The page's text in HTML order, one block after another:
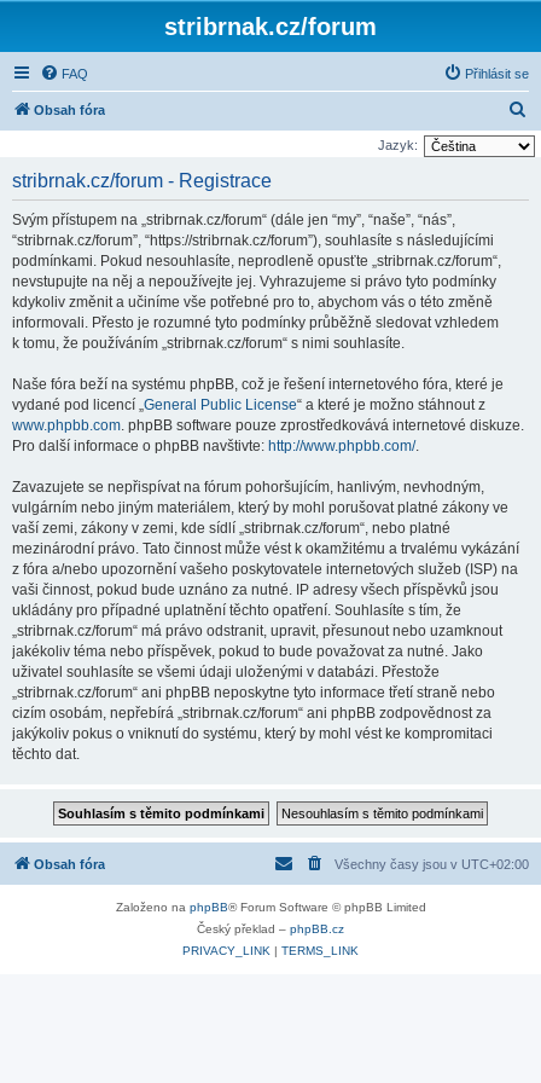
stribrnak.cz/forum
FAQ Přihlásit se
Obsah fóra
l
Jazyk:
stribrnak.cz/forum - Registrace
Svým přístupem na „stribrnak.cz/forum“ (dále jen “my”, “naše”, “nás”,
“stribrnak.cz/forum”, “https://stribrnak.cz/forum”), souhlasíte s následujícími
podmínkami. Pokud nesouhlasíte, neprodleně opusťte „stribrnak.cz/forum“,
nevstupujte na něj a nepoužívejte jej. Vyhrazujeme si právo tyto podmínky
kdykoliv změnit a učiníme vše potřebné pro to, abychom vás o této změně
informovali. Přesto je rozumné tyto podmínky průběžně sledovat vzhledem
k tomu, že používáním „stribrnak.cz/forum“ s nimi souhlasíte.
Naše fóra beží na systému phpBB, což je řešení internetového fóra, které je
vydané pod licencí „General Public License“ a které je možno stáhnout z
www.phpbb.com. phpBB software pouze zprostředkovává internetové diskuze.
Pro další informace o phpBB navštivte: http://www.phpbb.com/.
Zavazujete se nepřispívat na fórum pohoršujícím, hanlivým, nevhodným,
vulgárním nebo jiným materiálem, který by mohl porušovat platné zákony ve
vaší zemi, zákony v zemi, kde sídlí „stribrnak.cz/forum“, nebo platné
mezinárodní právo. Tato činnost může vést k okamžitému a trvalému vykázání
z fóra a/nebo upozornění vašeho poskytovatele internetových služeb (ISP) na
vaši činnost, pokud bude uznáno za nutné. IP adresy všech příspěvků jsou
ukládány pro případné uplatnění těchto opatření. Souhlasíte s tím, že
„stribrnak.cz/forum“ má právo odstranit, upravit, přesunout nebo uzamknout
jakékoliv téma nebo příspěvek, pokud to bude považovat za nutné. Jako
uživatel souhlasíte se všemi údaji uloženými v databázi. Přestože
„stribrnak.cz/forum“ ani phpBB neposkytne tyto informace třetí straně nebo
cizím osobám, nepřebírá „stribrnak.cz/forum“ ani phpBB zodpovědnost za
jakýkoliv pokus o vniknutí do systému, který by mohl vést ke kompromitaci
těchto dat.
Obsah fóra Všechny časy jsou v UTC+02:00
Založeno na phpBB® Forum Software © phpBB Limited
Český překlad – phpBB.cz
PRIVACY_LINK | TERMS_LINK